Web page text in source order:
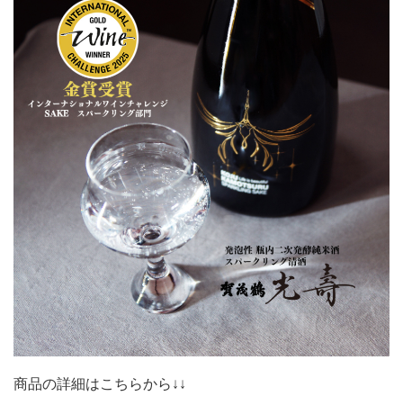
商品の詳細はこちらから↓↓